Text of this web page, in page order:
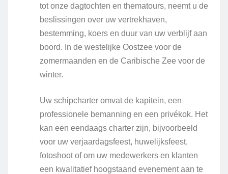
tot onze dagtochten en thematours, neemt u de
beslissingen over uw vertrekhaven,
bestemming, koers en duur van uw verblijf aan
boord. In de westelijke Oostzee voor de
zomermaanden en de Caribische Zee voor de
winter.
Uw schipcharter omvat de kapitein, een
professionele bemanning en een privékok. Het
kan een eendaags charter zijn, bijvoorbeeld
voor uw verjaardagsfeest, huwelijksfeest,
fotoshoot of om uw medewerkers en klanten
een kwalitatief hoogstaand evenement aan te